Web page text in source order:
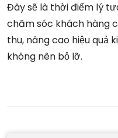
Đây sẽ là thời điểm lý
chăm sóc khách hàng
thu, nâng cao hiệu quả
không nên bỏ lỡ.